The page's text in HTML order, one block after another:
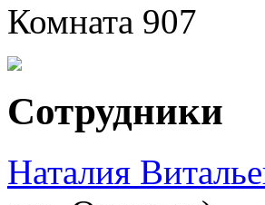
Комната 907
Сотрудники
Наталия